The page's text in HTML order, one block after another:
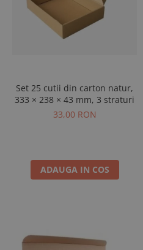
Set 25 cutii din carton natur,
333 × 238 × 43 mm, 3 straturi
33,00 RON
ADAUGA IN COS